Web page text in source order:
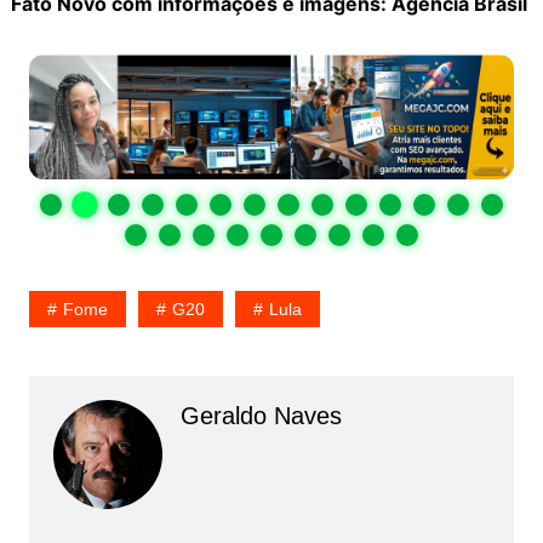
Fome G20 Lula
Geraldo Naves